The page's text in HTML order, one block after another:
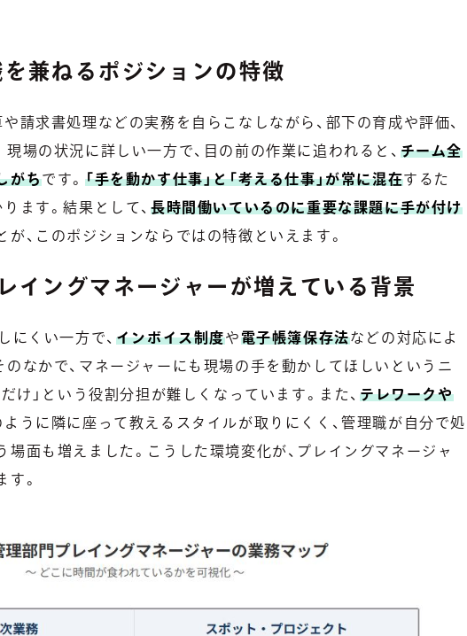
兼ねるポジションの特徴
請求書処理などの実務を自らこなしながら、部下の育成や評価、
場の状況に詳しい一方で、目の前の作業に追われると、 チーム全
がちです。「手を動かす仕事」と「考える仕事」が常に混在するた
ます。結果として、 長時間働いているのに重要な課題に手が付け
、このポジションならではの特徴といえます。
イングマネージャーが増えている背景
にくい一方で、 インボイス制度や電子帳簿保存法などの対応によ
のなかで、マネージャーにも現場の手を動かしてほしいというニ
け」という役割分担が難しくなっています。また、 テレワークや
ように隣に座って教えるスタイルが取りにくく、管理職が自分で処
面も増えました。こうした環境変化が、プレイングマネージャ
。